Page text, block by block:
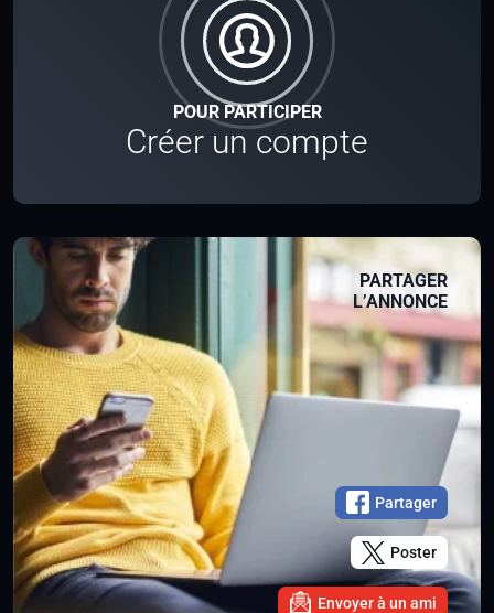
POUR PARTICIPER
Créer un compte
PARTAGER
L’ANNONCE
Partager
Poster
Envoyer à un ami